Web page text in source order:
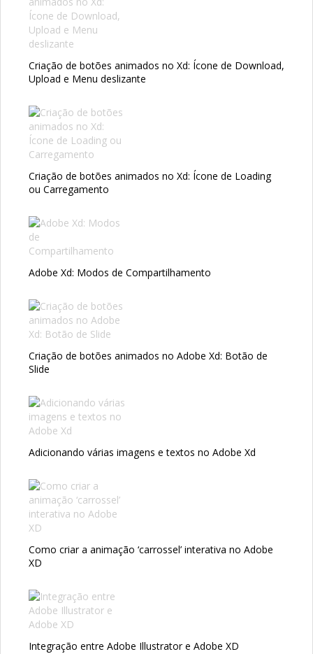
Criação de botões animados no Xd: Ícone de Download,
Upload e Menu deslizante
Criação de botões animados no Xd: Ícone de Loading
ou Carregamento
Adobe Xd: Modos de Compartilhamento
Criação de botões animados no Adobe Xd: Botão de
Slide
Adicionando várias imagens e textos no Adobe Xd
Como criar a animação ‘carrossel’ interativa no Adobe
XD
Integração entre Adobe Illustrator e Adobe XD